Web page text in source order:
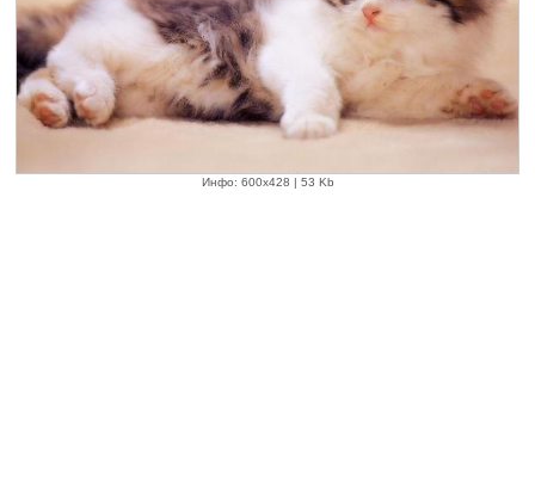
Инфо: 600х428 | 53 Kb